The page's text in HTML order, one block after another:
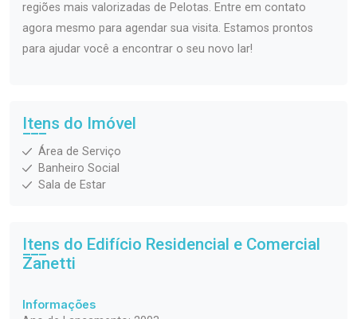
regiões mais valorizadas de Pelotas. Entre em contato
agora mesmo para agendar sua visita. Estamos prontos
para ajudar você a encontrar o seu novo lar!
Itens do Imóvel
Área de Serviço
Banheiro Social
Sala de Estar
Itens do Edifício Residencial e Comercial
Zanetti
Informações